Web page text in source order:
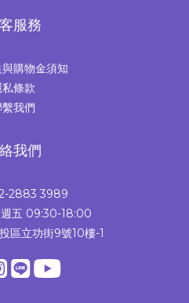
服務
購物金須知
條款
我們
我們
2883 3989
五 09:30-18:00
區立功街9號10樓-1